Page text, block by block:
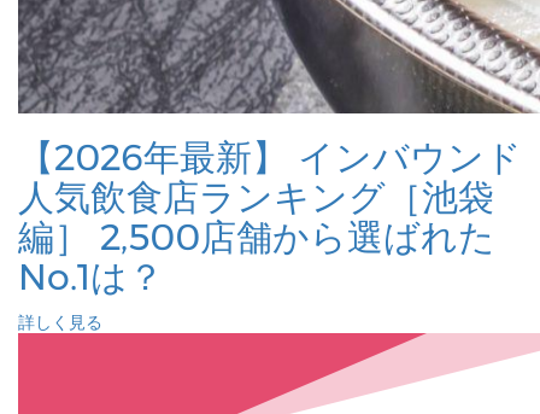
【2026年最新】 インバウンド
人気飲食店ランキング［池袋
編］ 2,500店舗から選ばれた
No.1は？
詳しく見る